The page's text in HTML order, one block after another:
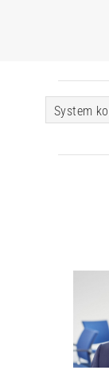
System